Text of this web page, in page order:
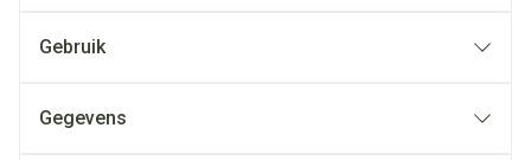
Gebruik
Gegevens